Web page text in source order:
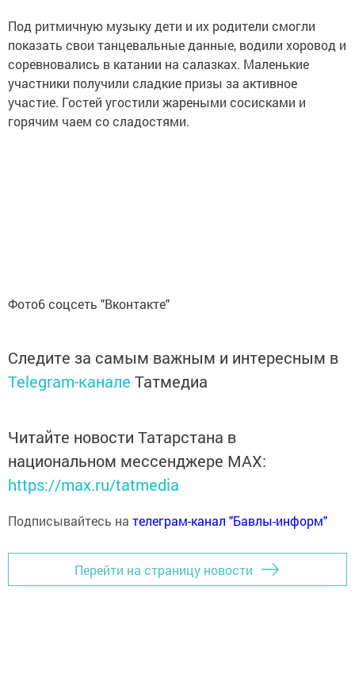
Под ритмичную музыку дети и их родители смогли
показать свои танцевальные данные, водили хоровод и
соревновались в катании на салазках. Маленькие
участники получили сладкие призы за активное
участие. Гостей угостили жареными сосисками и
горячим чаем со сладостями.
Фото6 соцсеть "Вконтакте"
Следите за самым важным и интересным в
Telegram-канале Татмедиа
Читайте новости Татарстана в
национальном мессенджере MАХ:
https://max.ru/tatmedia
Подписывайтесь на телеграм-канал "Бавлы-информ"
Перейти на страницу новости